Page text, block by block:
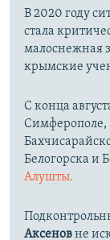
В 2020 году
стала
малоснежная
крымские
С конца
Симферополе,
Белогорска и
Алушты.
Аксеновне